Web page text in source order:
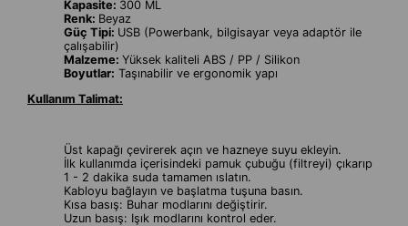
Kapasite: 300 ML
Renk: Beyaz
Güç Tipi: USB (Powerbank, bilgisayar veya adaptör ile
çalışabilir)
Malzeme: Yüksek kaliteli ABS / PP / Silikon
Boyutlar: Taşınabilir ve ergonomik yapı
Kullanım Talimat:
Üst kapağı çevirerek açın ve hazneye suyu ekleyin.
İlk kullanımda içerisindeki pamuk çubuğu (filtreyi) çıkarıp
1 - 2 dakika suda tamamen ıslatın.
Kabloyu bağlayın ve başlatma tuşuna basın.
Kısa basış: Buhar modlarını değiştirir.
Uzun basış: Işık modlarını kontrol eder.